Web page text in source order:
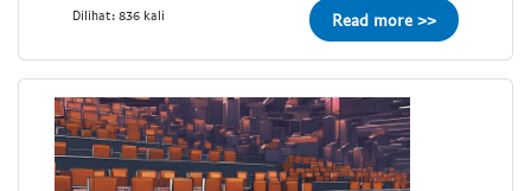
Dilihat: 836 kali Read more >>